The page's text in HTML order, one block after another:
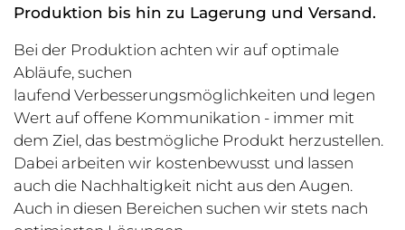
Produktion bis hin zu Lagerung und Versand.
Bei der Produktion achten wir auf optimale
Abläufe, suchen
laufend Verbesserungsmöglichkeiten und legen
Wert auf offene Kommunikation - immer mit
dem Ziel, das bestmögliche Produkt herzustellen.
Dabei arbeiten wir kostenbewusst und lassen
auch die Nachhaltigkeit nicht aus den Augen.
Auch in diesen Bereichen suchen wir stets nach